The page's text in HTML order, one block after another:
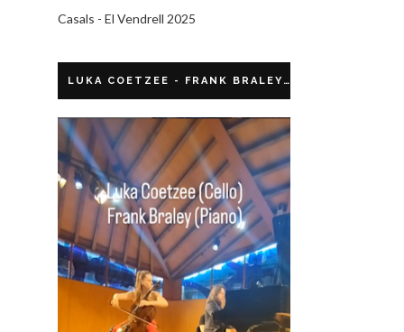
Casals - El Vendrell 2025
LUKA COETZEE - FRANK BRALEY